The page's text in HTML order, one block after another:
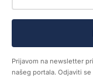
Prijavom na newsletter
našeg portala. Odjaviti